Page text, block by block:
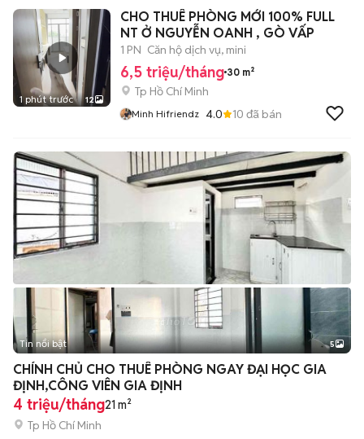
1 phút trước 12
CHO THUÊ PHÒNG MỚI 100% FULL
NT Ở NGUYỄN OANH , GÒ VẤP
1 PN Căn hộ dịch vụ, mini
6,5 triệu/tháng 30 m²
Tp Hồ Chí Minh
Minh Hifriendz 4.0 10 đã bán
Tin nổi bật 5
CHÍNH CHỦ CHO THUÊ PHÒNG NGAY ĐẠI HỌC GIA
ĐỊNH,CÔNG VIÊN GIA ĐỊNH
4 triệu/tháng21 m²
Tp Hồ Chí Minh